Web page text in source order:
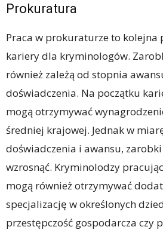
Prokuratura
Praca w prokuraturze to kolejna
kariery dla kryminologów.
również zależą od stopnia
doświadczenia. Na początku
mogą otrzymywać
średniej krajowej. Jednak w
doświadczenia i awansu,
wzrosnąć. Kryminolodzy
mogą również otrzymywać
specjalizację w określonych
przestępczość gospodarcza czy